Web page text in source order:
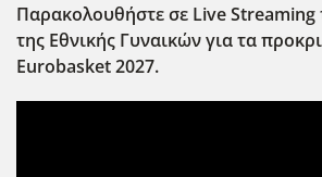
Παρακολουθήστε σε LiveStreaming
της Εθνικής Γυναικών για τα
Eurobasket2027.